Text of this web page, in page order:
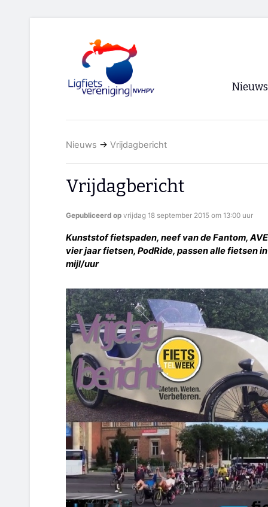
Nieuws
Nieuws → Vrijdagbericht
Vrijdagbericht
Gepubliceerd op vrijdag 18 september 2015 om 13:00 uur
Kunststof fietspaden, neef van de Fantom,
vier jaar fietsen, PodRide, passen alle fietsen
mijl/uur